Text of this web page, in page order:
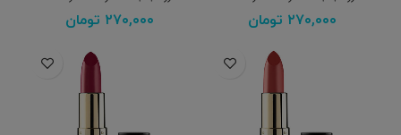
۲۷۰,۰۰۰ تومان ۲۷۰,۰۰۰ تومان